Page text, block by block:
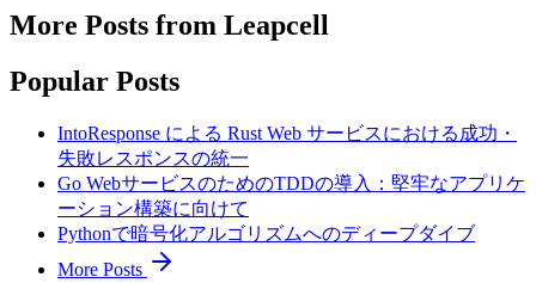
More Posts from Leapcell
Popular Posts
IntoResponse による Rust Web サービスにおける成功・
失敗レスポンスの統一
Go WebサービスのためのTDDの導入：堅牢なアプリケ
ーション構築に向けて
Pythonで暗号化アルゴリズムへのディープダイブ
More Posts